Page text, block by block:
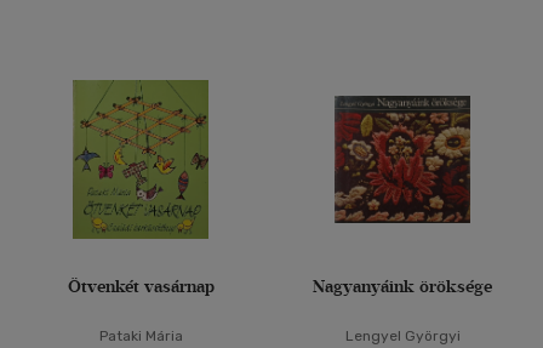
Ötvenkét vasárnap
Pataki Mária
Nagyanyáink öröksége
Lengyel Györgyi